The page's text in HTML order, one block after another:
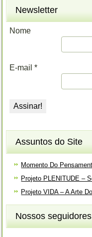
Newsletter
Nome
E-mail*
Assuntos do Site
Momento Do
Projeto PLENITUDE –
Projeto VIDA – A Arte
Nossos seguidores